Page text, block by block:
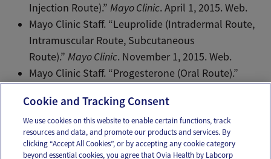
Injection Route).”Mayo Clinic. April 1, 2015. Web.
Mayo Clinic Staff. “Leuprolide (Intradermal Route,
Intramuscular Route, Subcutaneous
Route).”Mayo Clinic. November 1, 2015. Web.
Mayo Clinic Staff. “Progesterone (Oral Route).”
Email Text
Cookie and Tracking Consent
We use cookies on this website to enable certain functions, track
resources and data, and promote our products and services. By
clicking “Accept All Cookies”, or by accepting any cookie category
beyond essential cookies, you agree that Ovia Health by Labcorp